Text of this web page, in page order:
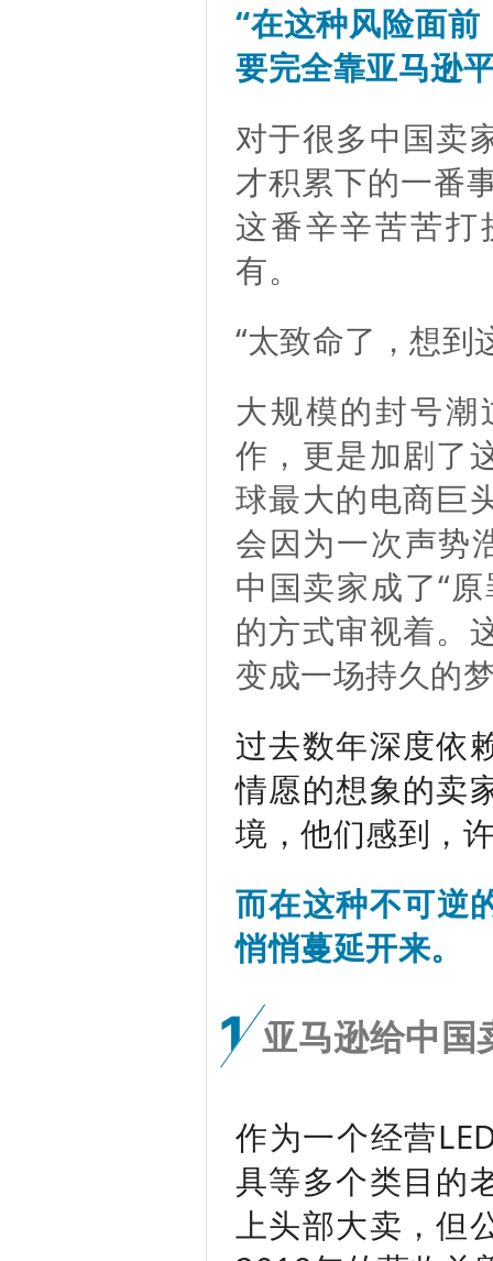
“在这种风险面
要完全靠亚马逊
对于很多中国卖
才积累下的一番
这番辛辛苦苦
有。
“太致命了，想到
大规模的封号
作，更是加剧了
球最大的电商巨
会因为一次声势
中国卖家成了“
的方式审视着。
变成一场持久的
过去数年深度依
情愿的想象的卖
境，他们感到，
而在这种不可逆
悄悄蔓延开来。
1 亚马逊给中国
作为一个经营
具等多个类目的
上头部大卖，但